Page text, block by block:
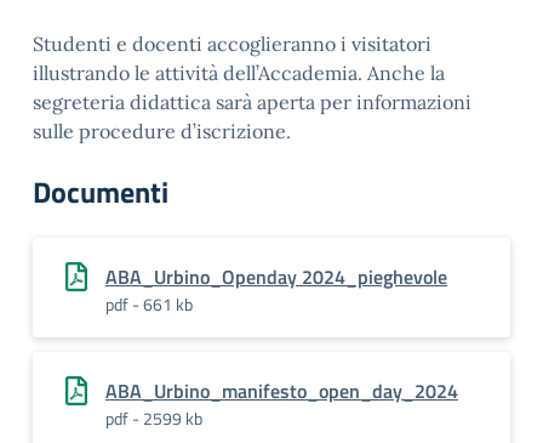
Studenti e docenti accoglieranno i visitatori
illustrando le attività dell’Accademia. Anche la
segreteria didattica sarà aperta per informazioni
sulle procedure d’iscrizione.
Documenti
ABA_Urbino_Openday 2024_pieghevole
pdf - 661 kb
ABA_Urbino_manifesto_open_day_2024
pdf - 2599 kb